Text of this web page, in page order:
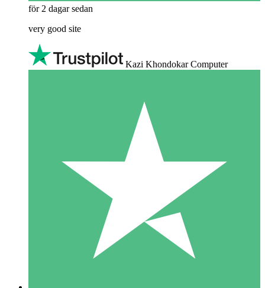
för 2 dagar sedan
very good site
Kazi Khondokar Computer